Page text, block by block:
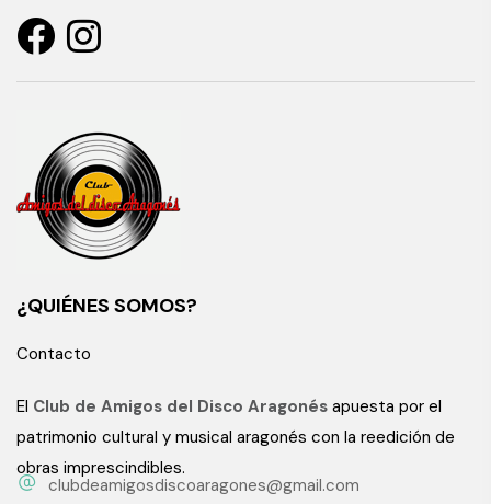
¿QUIÉNES SOMOS?
Contacto
El Club de Amigos del Disco Aragonés apuesta por el
patrimonio cultural y musical aragonés con la reedición de
obras imprescindibles.
clubdeamigosdiscoaragones@gmail.com